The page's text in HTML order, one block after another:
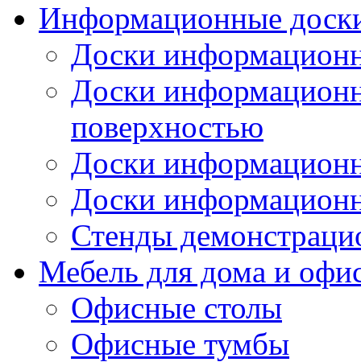
Информационные
Доски
Доски
поверхностью
Доски
Доски
Стенды
Мебель для дома и
Офисные столы
Офисные тумбы